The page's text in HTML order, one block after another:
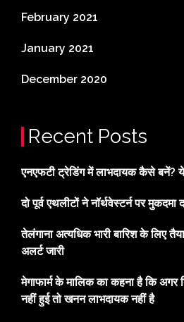
February 2021
January 2021
December 2020
Recent Posts
एनएफटी ट्रेडिंग में लाभदायक कैसे बनें? ये
दो पूर्व एथलीटों ने नॉर्थवेस्टर्न पर मुकदमा
तेलंगाना अत्यधिक भारी बारिश के लिए
अलर्ट जारी
मेगाफार्म के मालिक का कहना है कि अगर
नहीं हुई तो खनन लाभदायक नहीं है